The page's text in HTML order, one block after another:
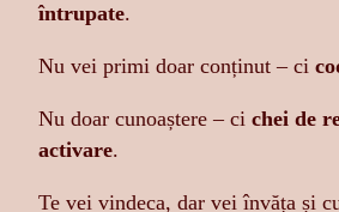
întrupate.
Nu vei primi doar conținut – ci
Nu doar cunoaștere – ci chei de
activare.
Te vei vindeca, dar vei învăța și